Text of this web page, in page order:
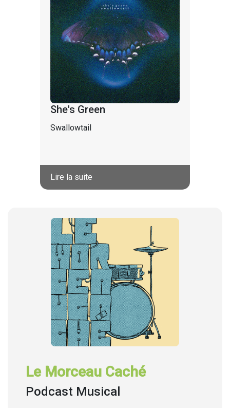
She's Green
Swallowtail
Lire la suite
Le Morceau Caché
Podcast Musical